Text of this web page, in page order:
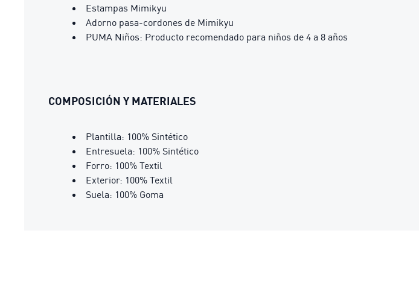
Estampas Mimikyu
Adorno pasa-cordones de Mimikyu
PUMA Niños: Producto recomendado para niños de 4 a 8 años
COMPOSICIÓN Y MATERIALES
Plantilla: 100% Sintético
Entresuela: 100% Sintético
Forro: 100% Textil
Exterior: 100% Textil
Suela: 100% Goma